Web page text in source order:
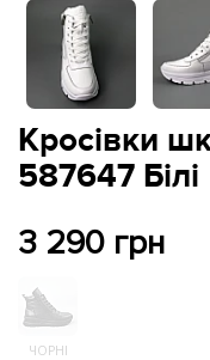
Кросівки
587647 Білі
3 290 грн
ЧОРНІ